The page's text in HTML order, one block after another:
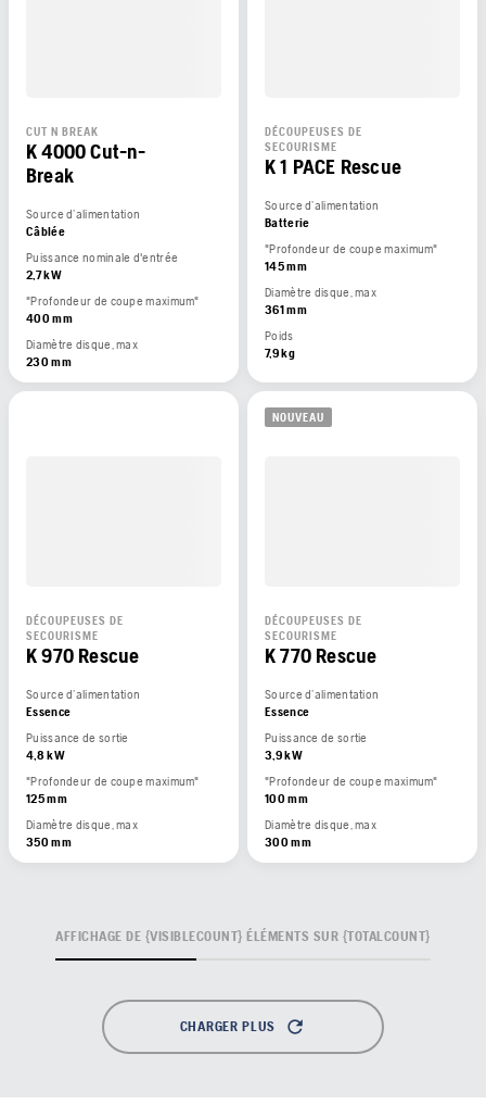
CUT N BREAK
K 4000 Cut-n-
Break
Source d’alimentation
Câblée
Puissance nominale d'entrée
2,7 kW
"Profondeur de coupe maximum"
400 mm
Diamètre disque, max
230 mm
DÉCOUPEUSES DE
SECOURISME
K 1 PACE Rescue
Source d’alimentation
Batterie
"Profondeur de coupe maximum"
145 mm
Diamètre disque, max
361 mm
Poids
7,9 kg
DÉCOUPEUSES DE
SECOURISME
K 970 Rescue
Source d’alimentation
Essence
Puissance de sortie
4,8 kW
"Profondeur de coupe maximum"
125 mm
Diamètre disque, max
350 mm
NOUVEAU
DÉCOUPEUSES DE
SECOURISME
K 770 Rescue
Source d’alimentation
Essence
Puissance de sortie
3,9 kW
"Profondeur de coupe maximum"
100 mm
Diamètre disque, max
300 mm
CHARGER PLUS
AFFICHAGE DE {VISIBLECOUNT} ÉLÉMENTS SUR {TOTALCOUNT}